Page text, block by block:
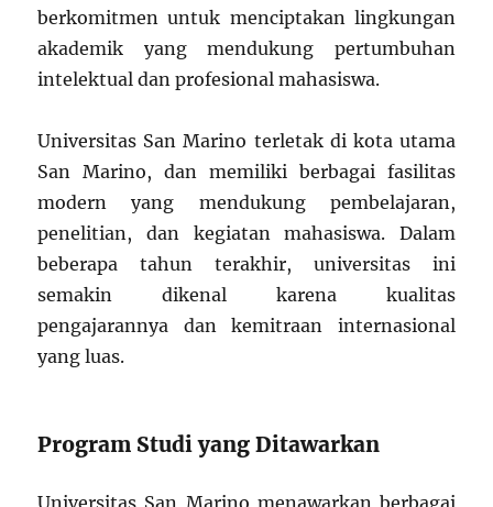
berkomitmen untuk menciptakan lingkungan
akademik yang mendukung pertumbuhan
intelektual dan profesional mahasiswa.
Universitas San Marino terletak di kota utama
San Marino, dan memiliki berbagai fasilitas
modern yang mendukung pembelajaran,
penelitian, dan kegiatan mahasiswa. Dalam
beberapa tahun terakhir, universitas ini
semakin dikenal karena kualitas
pengajarannya dan kemitraan internasional
yang luas.
Program Studi yang Ditawarkan